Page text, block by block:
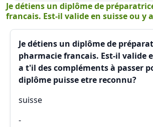
Je détiens un diplôme de
francais. Est-il valide en suisse ou y
Je détiens un diplôme de
pharmacie francais. Est-il valide
a t'il des compléments à passer
diplôme puisse etre reconnu?
suisse
-